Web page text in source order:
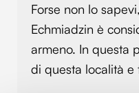
Forse non lo
Echmiadzin è
armeno. In questa
di questa località e